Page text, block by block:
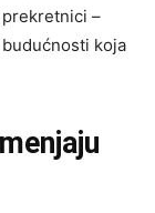
–
koja